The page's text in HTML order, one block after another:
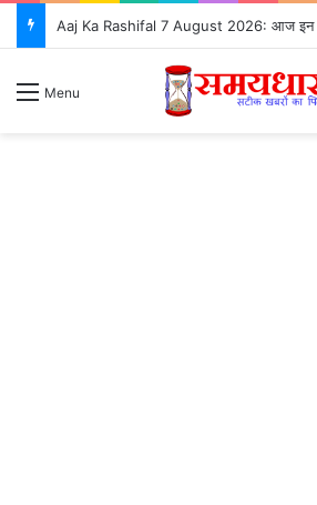
Menu